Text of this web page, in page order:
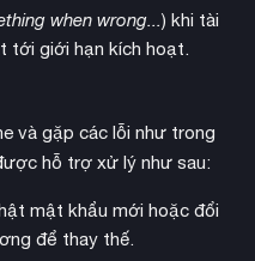
cách Gothic đen tối
nhạc và hiệu ứng âm
chơi.
when wrong...) khi tài
tới giới hạn kích hoạt.
và gặp các lỗi như trong
hỗ trợ xử lý như sau:
mật khẩu mới hoặc đổi
để thay thế.